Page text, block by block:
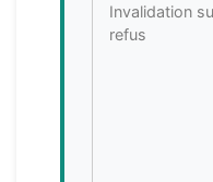
Invalidation
refus